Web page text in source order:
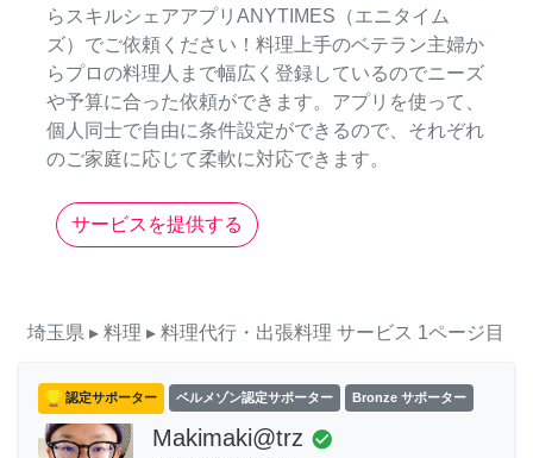
らスキルシェアアプリANYTIMES（エニタイム
ズ）でご依頼ください！料理上手のベテラン主婦か
らプロの料理人まで幅広く登録しているのでニーズ
や予算に合った依頼ができます。アプリを使って、
個人同士で自由に条件設定ができるので、それぞれ
のご家庭に応じて柔軟に対応できます。
サービスを提供する
埼玉県 ▸ 料理 ▸ 料理代行・出張料理 サービス 1ページ目
認定サポーター ベルメゾン認定サポーター Bronze サポーター
Makimaki@trz check_circle